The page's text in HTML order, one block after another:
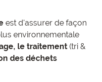
est d'assurer de façon
environnementale
le traitement (tri &
des déchets